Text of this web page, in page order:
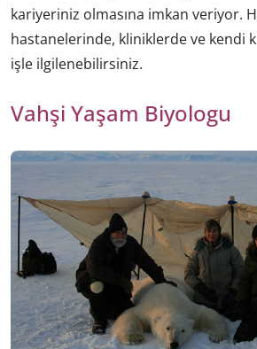
kariyeriniz olmasına imkan veriyor.
hastanelerinde, kliniklerde ve kendi
işle ilgilenebilirsiniz.
Vahşi Yaşam Biyologu